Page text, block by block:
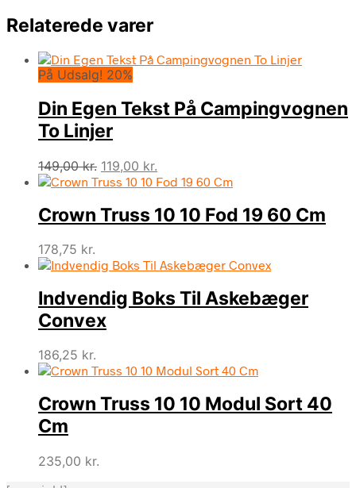
Relaterede varer
På Udsalg! 20%
Din Egen Tekst På Campingvognen
To Linjer
149,00kr. Den
oprindelige
var:
149,00 kr..
119,00 kr.
aktuelle
er:
119,00 kr..
Crown Truss 10 10 Fod 19 60 Cm
178,75 kr.
Indvendig Boks Til Askebæger
Convex
186,25 kr.
Crown Truss 10 10 Modul Sort 40
Cm
235,00 kr.